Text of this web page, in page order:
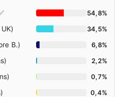
54,8%
34,5%
B.) 6,8%
2,2%
0,7%
0,4%